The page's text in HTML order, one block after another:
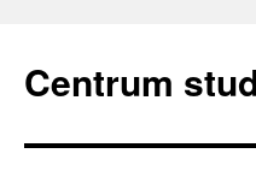
obsahu
webu
Centrum